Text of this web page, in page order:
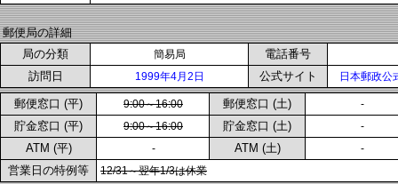
郵便局の詳細
局の分類
簡易局
電話番号
訪問日
1999年4月2日 公式サイト 日本郵政公
郵便窓口 (平) 9:00～16:00 郵便窓口 (土) -
貯金窓口 (平) 9:00～16:00 貯金窓口 (土) -
ATM (平) - ATM (土) -
営業日の特例等 12/31～翌年1/3は休業